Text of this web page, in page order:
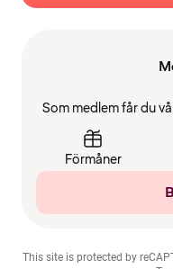
Som medlem får du
Förmåner
This site is protected by